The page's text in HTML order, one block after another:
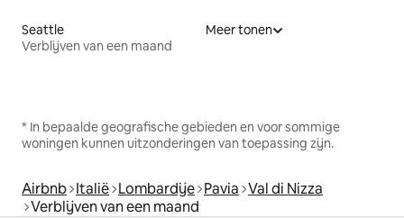
Seattle
Verblijven van een maand
Meer tonen
* In bepaalde geografische gebieden en voor sommige
woningen kunnen uitzonderingen van toepassing zijn.
Airbnb Italië Lombardije Pavia Val di Nizza
Verblijven van een maand